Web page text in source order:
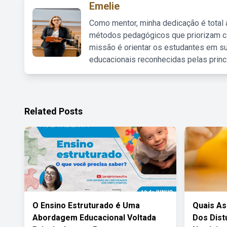
Emelie
Como mentor, minha dedicação é
métodos pedagógicos que priorizam
missão é orientar os estudantes em
educacionais reconhecidas pelas
Related Posts
O Ensino Estruturado é Uma
Abordagem Educacional Voltada
Quais
Dos